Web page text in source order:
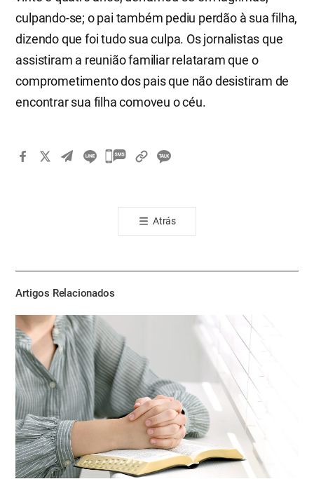
culpando-se; o pai também pediu perdão à sua filha,
dizendo que foi tudo sua culpa. Os jornalistas que
assistiram a reunião familiar relataram que o
comprometimento dos pais que não desistiram de
encontrar sua filha comoveu o céu.
카
톡
공
기
Atrás
Artigos Relacionados